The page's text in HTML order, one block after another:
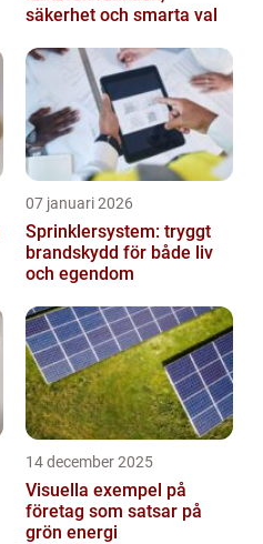
säkerhet och smarta val
07 januari 2026
Sprinklersystem: tryggt
brandskydd för både liv
och egendom
14 december 2025
Visuella exempel på
företag som satsar på
grön energi